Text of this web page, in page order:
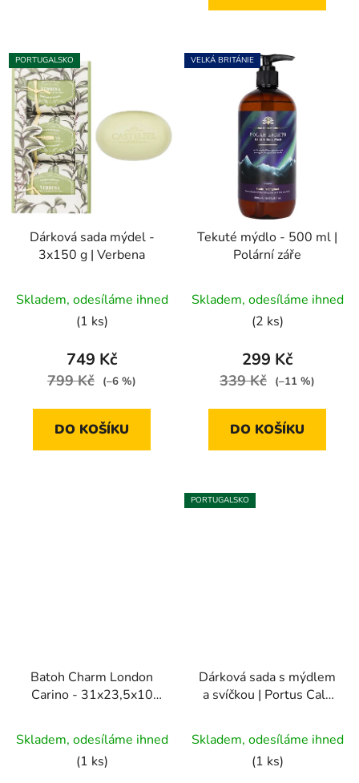
PORTUGALSKO
Dárková sada mýdel -
3x150 g | Verbena
Skladem, odesíláme ihned
(1 ks)
749 Kč
799 Kč (–6 %)
DO KOŠÍKU
VELKÁ BRITÁNIE
Tekuté mýdlo - 500 ml |
Polární záře
Skladem, odesíláme ihned
(2 ks)
299 Kč
339 Kč (–11 %)
DO KOŠÍKU
Batoh Charm London
Carino - 31x23,5x10
hodnocení
produktu
Skladem, odesíláme ihned
(1 ks)
PORTUGALSKO
Dárková sada s mýdlem
a svíčkou | Portus Cale
Skladem, odesíláme ihned
(1 ks)